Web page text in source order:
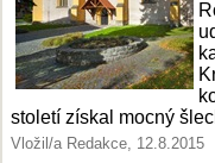
století získal mocný
Vložil/a Redakce, 12.8.2015